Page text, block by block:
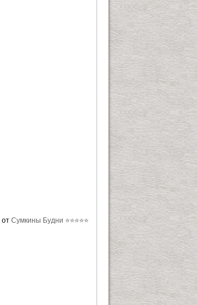
от Сумкины Будни ⭐⭐⭐⭐⭐